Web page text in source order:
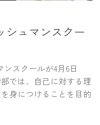
シュマンスクー
スクールが4月6日
では、自己に対する理
身につけることを目的